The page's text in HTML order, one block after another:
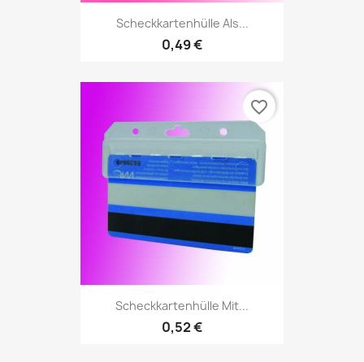
Scheckkartenhülle Als...
0,49 €
Scheckkartenhülle Mit...
0,52 €
favorite_border